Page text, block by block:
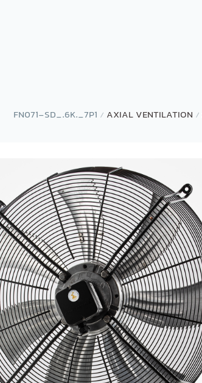
/
AXIAL VENTILATION
/
FN071-SD_.6K._7P1